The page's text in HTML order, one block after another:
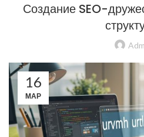
Создание SEO-
16
МАР